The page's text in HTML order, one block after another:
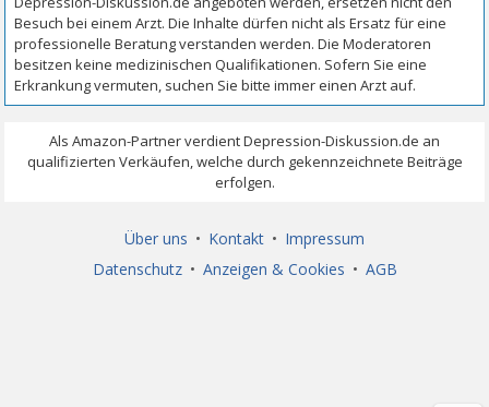
Über uns • Kontakt • Impressum
Datenschutz • Anzeigen & Cookies • AGB